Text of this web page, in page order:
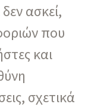
ασκεί,
που
και
σχετικά